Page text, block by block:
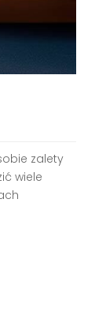
zalety
wiele